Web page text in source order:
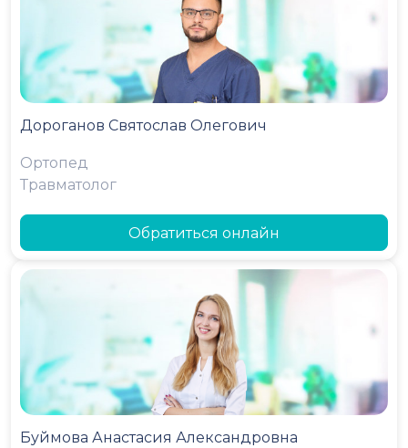
Дороганов Святослав Олегович
Ортопед
Травматолог
Обратиться онлайн
Буймова Анастасия Александровна